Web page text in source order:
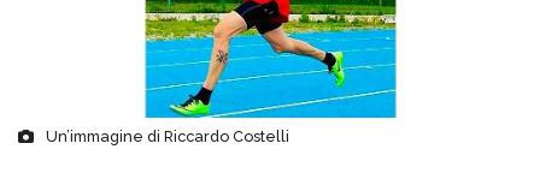
Un’immagine di Riccardo Costelli